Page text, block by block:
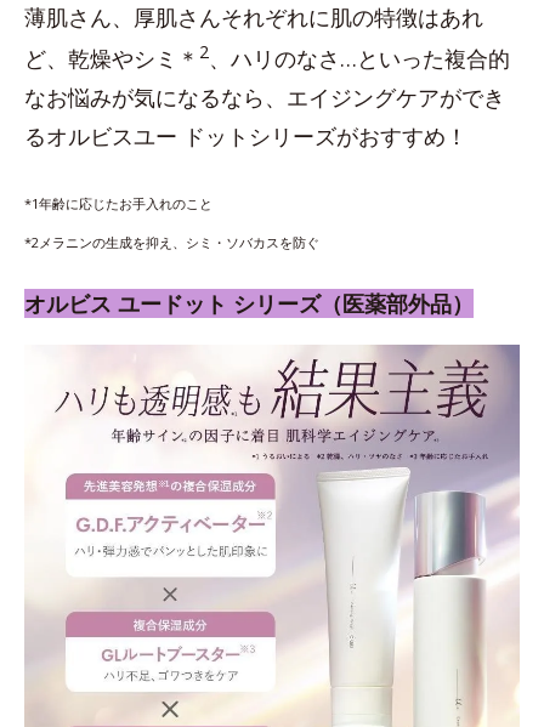
薄肌さん、厚肌さんそれぞれに肌の特徴はあれ
ど、乾燥やシミ＊ 2、ハリのなさ…といった複合的
なお悩みが気になるなら、エイジングケアができ
るオルビスユー ドットシリーズがおすすめ！
*1年齢に応じたお手入れのこと
*2メラニンの生成を抑え、シミ・ソバカスを防ぐ
オルビス ユードット シリーズ（医薬部外品）